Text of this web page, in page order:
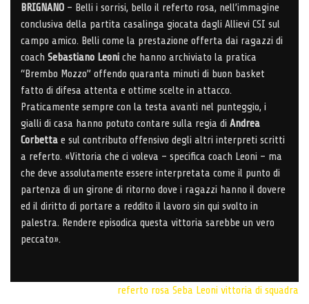
BRIGNANO – Belli i sorrisi, bello il referto rosa, nell’immagine
conclusiva della partita casalinga giocata dagli Allievi CSI sul
campo amico. Belli come la prestazione offerta dai ragazzi di
coach Sebastiano Leoni che hanno archiviato la pratica
“Brembo Mozzo” offendo quaranta minuti di buon basket
fatto di difesa attenta e ottime scelte in attacco.
Praticamente sempre con la testa avanti nel punteggio, i
gialli di casa hanno potuto contare sulla regia di Andrea
Corbetta e sul contributo offensivo degli altri interpreti scritti
a referto. «Vittoria che ci voleva – specifica coach Leoni – ma
che deve assolutamente essere interpretata come il punto di
partenza di un girone di ritorno dove i ragazzi hanno il dovere
ed il diritto di portare a reddito il lavoro sin qui svolto in
palestra. Rendere episodica questa vittoria sarebbe un vero
peccato».
referto rosa Seba Leoni vittoria di squadra